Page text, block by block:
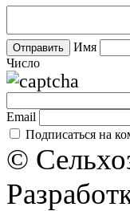
Имя
Число
Email
Подписаться на
©